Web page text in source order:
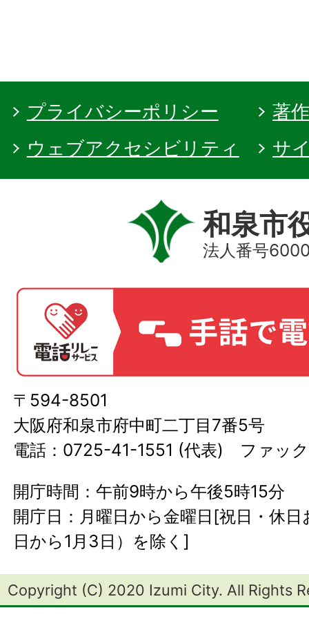
プライバシーポリシー
著
ウェブアクセシビリティ
サ
和泉市
法人番号
〒594-8501
大阪府和泉市府中町二丁目7番5号
電話：0725-41-1551 (代表) ファッ
開庁時間：午前9時から午後5時15分
開庁日：月曜日から金曜日[祝日・休
日から1月3日）を除く]
Copyright (C) 2020 Izumi City. All Rights